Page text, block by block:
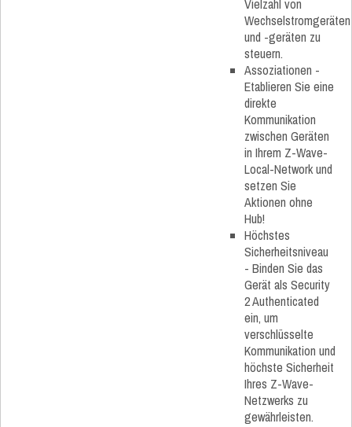
Vielzahl von
Wechselstromgeräten
und -geräten zu
steuern.
Assoziationen -
Etablieren Sie eine
direkte
Kommunikation
zwischen Geräten
in Ihrem Z-Wave-
Local-Network und
setzen Sie
Aktionen ohne
Hub!
Höchstes
Sicherheitsniveau​
- Binden Sie das
Gerät als Security
2 Authenticated
ein, um
verschlüsselte
Kommunikation und
höchste Sicherheit
Ihres Z-Wave-
Netzwerks zu
gewährleisten.